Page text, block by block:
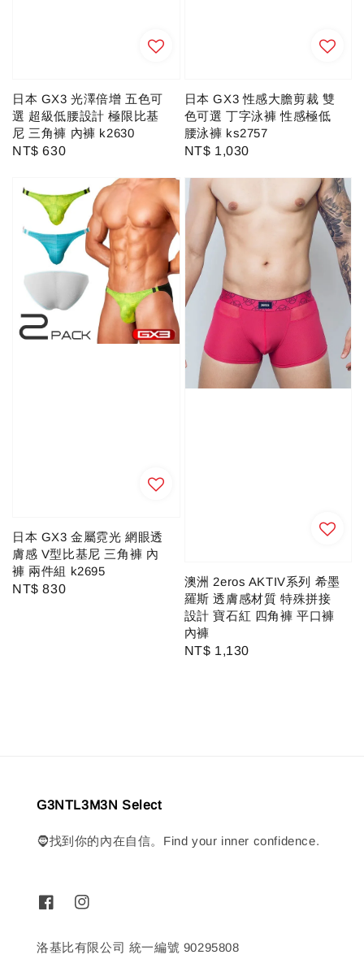
日本 GX3 光澤倍增 五色可
選 超級低腰設計 極限比基
尼 三角褲 內褲 k2630
Regular
NT$ 630
日本 GX3 性感大膽剪裁 雙
色可選 丁字泳褲 性感極低
腰泳褲 ks2757
Regular
NT$ 1,030
日本 GX3 金屬霓光 網眼透
膚感 V型比基尼 三角褲 內
褲 兩件組 k2695
Regular
NT$ 830
澳洲 2eros AKTIV系列 希墨
羅斯 透膚感材質 特殊拼接
設計 寶石紅 四角褲 平口褲
內褲
Regular
NT$ 1,130
G3NTL3M3N Select
🧔找到你的內在自信。Find your inner confidence.
洛基比有限公司 統一編號 90295808